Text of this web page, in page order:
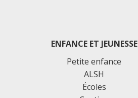
ENFANCE ET JEUNESSE
Petite enfance
ALSH
Écoles